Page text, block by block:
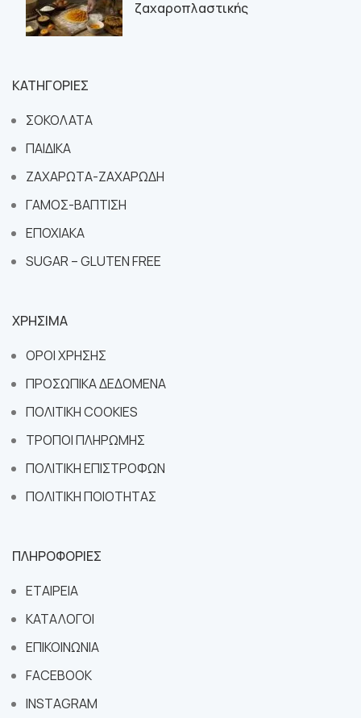
ζαχαροπλαστικής
ΚΑΤΗΓΟΡΙΕΣ
ΣΟΚΟΛΑΤΑ
ΠΑΙΔΙΚΑ
ΖΑΧΑΡΩΤΑ-ΖΑΧΑΡΩΔΗ
ΓΑΜΟΣ-ΒΑΠΤΙΣΗ
ΕΠΟΧΙΑΚΑ
SUGAR – GLUTEN FREE
ΧΡΗΣΙΜΑ
ΟΡΟΙ ΧΡΗΣΗΣ
ΠΡΟΣΩΠΙΚΑ ΔΕΔΟΜΕΝΑ
ΠΟΛΙΤΙΚΗ COOKIES
ΤΡΟΠΟΙ ΠΛΗΡΩΜΗΣ
ΠΟΛΙΤΙΚΗ ΕΠΙΣΤΡΟΦΩΝ
ΠΟΛΙΤΙΚΗ ΠΟΙΟΤΗΤΑΣ
ΠΛΗΡΟΦΟΡΙΕΣ
ΕΤΑΙΡΕΙΑ
ΚΑΤΑΛΟΓΟΙ
ΕΠΙΚΟΙΝΩΝΙΑ
FACEBOOK
INSTAGRAM